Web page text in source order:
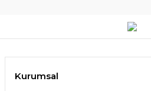
Kurumsal